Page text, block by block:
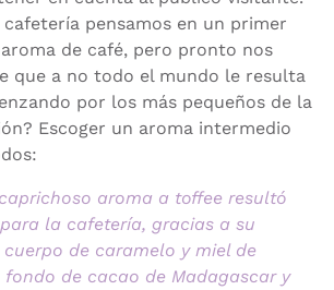
cafetería pensamos en un primer
de café, pero pronto nos
que a no todo el mundo le resulta
por los más pequeños de la
Escoger un aroma intermedio
aroma a toffee resultó
la cafetería, gracias a su
de caramelo y miel de
de cacao de Madagascar y